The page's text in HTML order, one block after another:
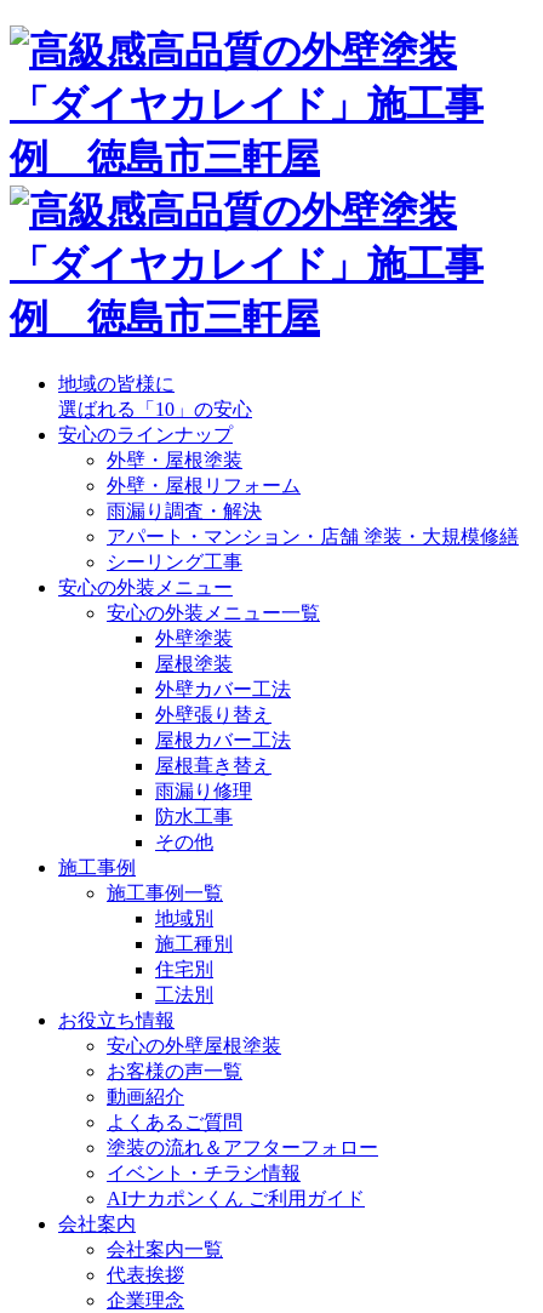
地域の皆様に
選ばれる「10」の安心
安心のラインナップ
外壁・屋根塗装
外壁・屋根リフォーム
雨漏り調査・解決
アパート・マンション・店舗 塗装・大規模修繕
シーリング工事
安心の外装メニュー
安心の外装メニュー一覧
外壁塗装
屋根塗装
外壁カバー工法
外壁張り替え
屋根カバー工法
屋根葺き替え
雨漏り修理
防水工事
その他
施工事例
施工事例一覧
地域別
施工種別
住宅別
工法別
お役立ち情報
安心の外壁屋根塗装
お客様の声一覧
動画紹介
よくあるご質問
塗装の流れ＆アフターフォロー
イベント・チラシ情報
AIナカポンくん ご利用ガイド
会社案内
会社案内一覧
代表挨拶
企業理念